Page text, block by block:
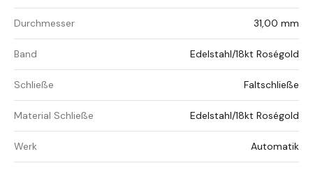
Durchmesser 31,00 mm
Band Edelstahl/18kt Roségold
Schließe Faltschließe
Material Schließe Edelstahl/18kt Roségold
Werk Automatik